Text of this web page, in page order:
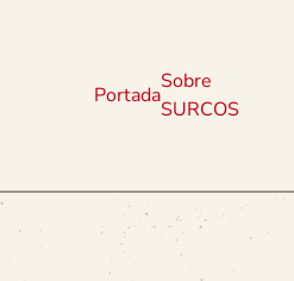
Portada
Sobre
SURCOS